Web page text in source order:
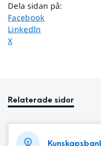
Dela sidan på:
Dela sidan på
Facebook
Dela sidan på
LinkedIn
Dela sidan på
X
Relaterade sidor